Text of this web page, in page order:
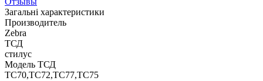
Загальні характеристики
Производитель
Zebra
ТСД
стилус
Модель ТСД
TC70,TC72,TC77,TC75